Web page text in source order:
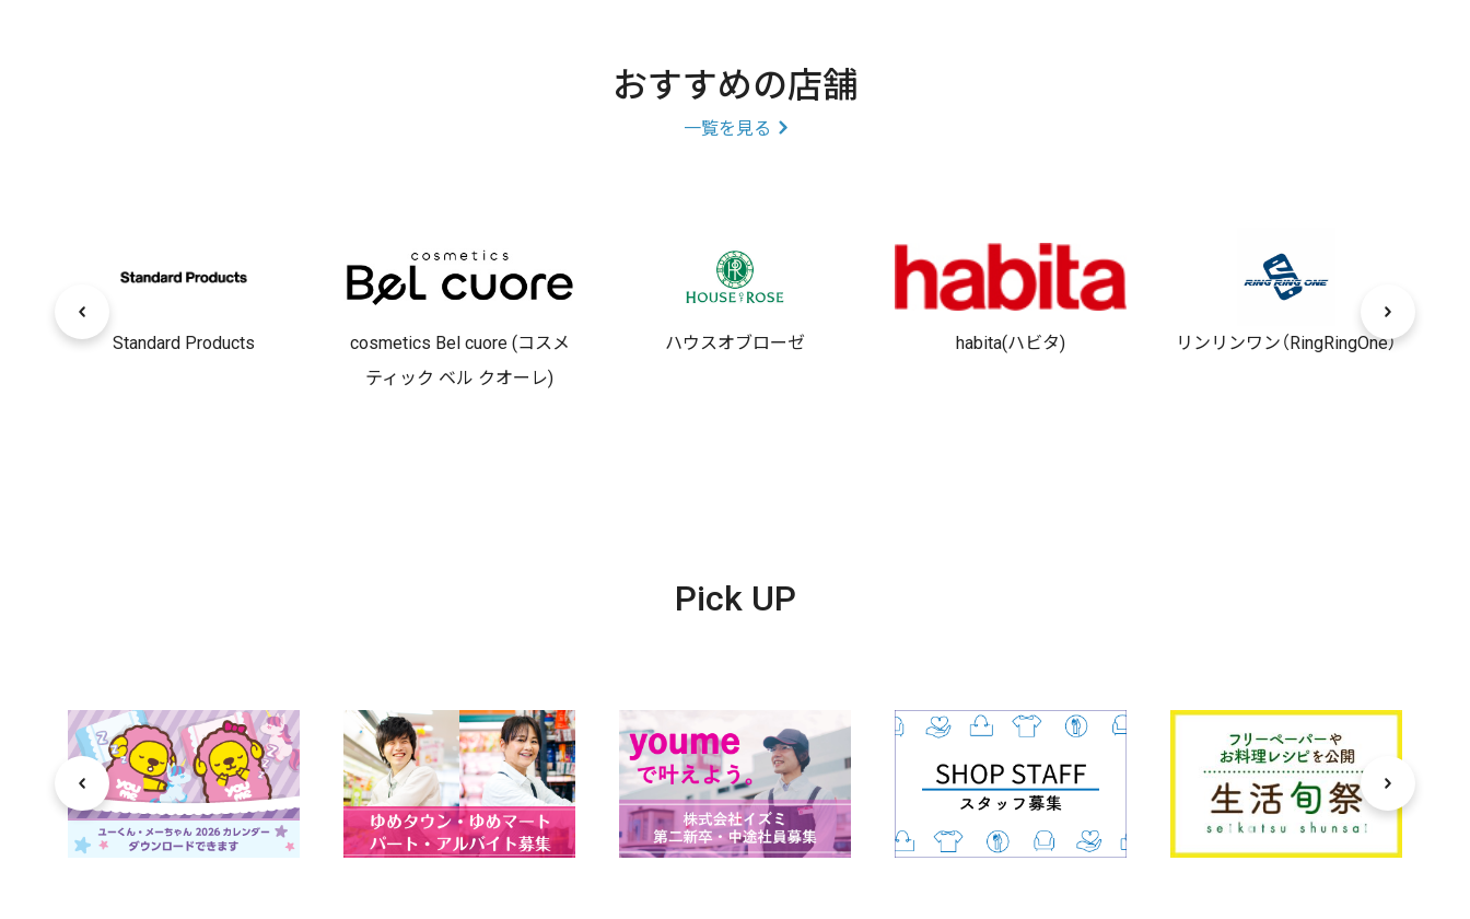
おすすめの店舗
一覧を見る
Standard Products
cosmetics Bel cuore (コスメ
ティック ベル クオーレ)
ハウスオブローゼ habita(ハビタ) リンリンワン（RingRingOne）
Pick UP